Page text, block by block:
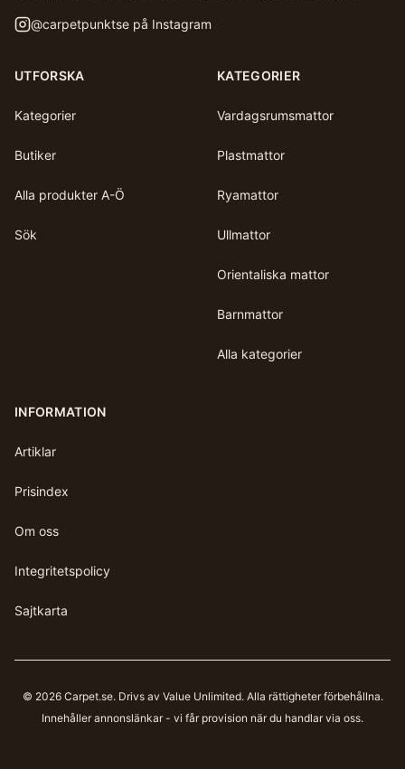
@carpetpunktse på Instagram
UTFORSKA
Kategorier
Butiker
Alla produkter A-Ö
Sök
KATEGORIER
Vardagsrumsmattor
Plastmattor
Ryamattor
Ullmattor
Orientaliska mattor
Barnmattor
Alla kategorier
INFORMATION
Artiklar
Prisindex
Om oss
Integritetspolicy
Sajtkarta
© 2026 Carpet.se. Drivs av Value Unlimited. Alla rättigheter förbehållna.
Innehåller annonslänkar - vi får provision när du handlar via oss.